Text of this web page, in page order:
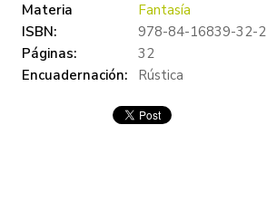
Materia
Fantasía
ISBN:
978-84-16839-32-2
Páginas:
32
Encuadernación:
Rústica